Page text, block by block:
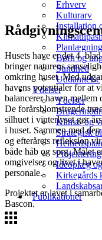
Erhverv
Kulturarv
Installation
Børn og
Sundhed
Uddannelse
Ydelser
Ydelser
Klima- og
Strategisk
Helhedsplan
Idéoplæg
Kirkegårds
Publikationer
Husets have er det 4.
bringer naturens
omkring huset. Med
havens potentialer for at
balancerer haven mellem
De forårsblomstrende
silhuet i vinterlyset gør
i huset. Sammen med
og efterårets refleksion
både håb og sorg. Målet
omgivelser og livet i
personale.
Projektet er lavet i
Bascon.